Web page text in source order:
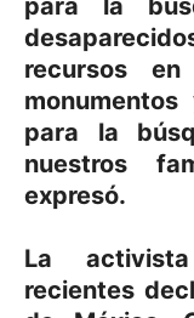
recursos
para la
nuestros
expresó.
La
recientes